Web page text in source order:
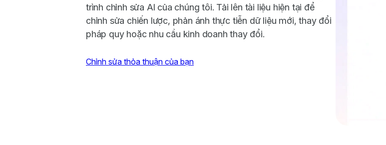
trình chỉnh sửa AI của chúng tôi. Tải lên tài liệu hiện tại để
chỉnh sửa chiến lược, phản ánh thực tiễn dữ liệu mới, thay đổi
pháp quy hoặc nhu cầu kinh doanh thay đổi.
Chỉnh sửa thỏa thuận của bạn